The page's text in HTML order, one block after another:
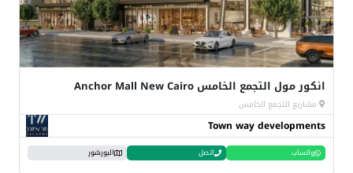
انكور مول التجمع الخامس Anchor Mall New Cairo
مشاريع التجمع الخامس
Town way developments
واتساب اتصل البورشور